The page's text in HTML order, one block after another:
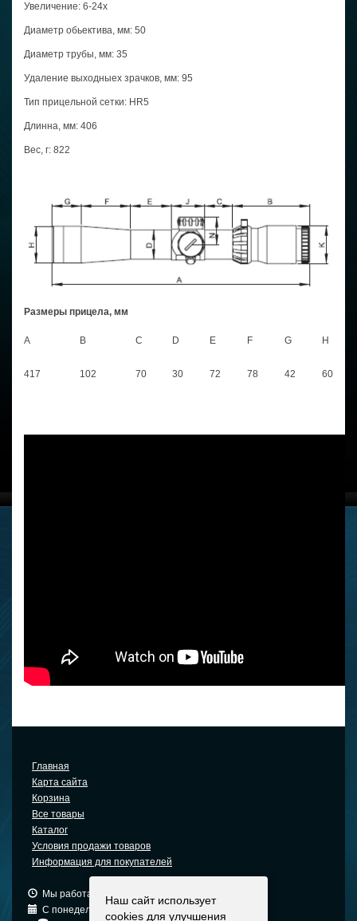
Увеличение: 6-24x
Диаметр обьектива, мм: 50
Диаметр трубы, мм: 35
Удаление выходныех зрачков, мм: 95
Тип прицельной сетки: HR5
Длинна, мм: 406
Вес, г: 822
Размеры прицела, мм
A B C D E F G H
417 102 70 30 72 78 42 60
Главная
Карта сайта
Корзина
Все товары
Каталог
Условия продажи товаров
Информация для покупателей
Мы работаем: 9:00 — 19:00 (МСК)
С понедельника по пятницу
Наш сайт использует
cookies для улучшения